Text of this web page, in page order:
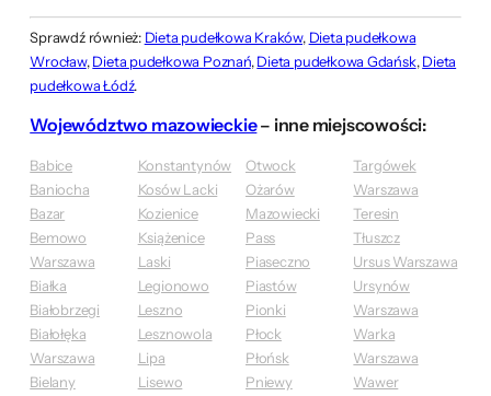
Sprawdź również: Dieta pudełkowa Kraków, Dieta pudełkowa
Wrocław,Dieta pudełkowa Poznań,Dieta pudełkowa Gdańsk,Dieta
pudełkowa Łódź.
Województwo mazowieckie– inne miejscowości:
Babice
Baniocha
Bazar
Bemowo
Warszawa
Białka
Białobrzegi
Białołęka
Warszawa
Bielany
Konstantynów
Kosów Lacki
Kozienice
Książenice
Laski
Legionowo
Leszno
Lesznowola
Lipa
Lisewo
Otwock
Ożarów
Mazowiecki
Pass
Piaseczno
Piastów
Pionki
Płock
Płońsk
Pniewy
Targówek
Warszawa
Teresin
Tłuszcz
Ursus Warszawa
Ursynów
Warszawa
Warka
Warszawa
Wawer